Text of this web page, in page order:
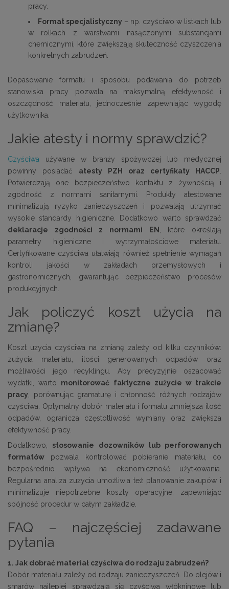
pracy.
Format specjalistyczny – np. czyściwo w listkach lub
w rolkach z warstwami nasączonymi substancjami
chemicznymi, które zwiększają skuteczność czyszczenia
konkretnych zabrudzeń.
Dopasowanie formatu i sposobu podawania do potrzeb
stanowiska pracy pozwala na maksymalną efektywność i
oszczędność materiału, jednocześnie zapewniając wygodę
użytkownika.
Jakie atesty i normy sprawdzić?
Czyściwa używane w branży spożywczej lub medycznej
powinny posiadać atesty PZH oraz certyfikaty HACCP
Potwierdzają one bezpieczeństwo kontaktu z żywnością i
zgodność z normami sanitarnymi. Produkty atestowane
minimalizują ryzyko zanieczyszczeń i pozwalają utrzymać
wysokie standardy higieniczne. Dodatkowo warto sprawdzać
deklaracje zgodności z normami EN
, które określają
parametry higieniczne i wytrzymałościowe materiału.
Certyfikowane czyściwa ułatwiają również spełnienie wymagań
kontroli jakości w zakładach przemysłowych i
gastronomicznych, gwarantując bezpieczeństwo procesów
produkcyjnych.
Jak policzyć koszt użycia na
zmianę?
Koszt użycia czyściwa na zmianę zależy od kilku czynników:
zużycia materiału, ilości generowanych odpadów oraz
możliwości jego recyklingu. Aby precyzyjnie oszacować
wydatki, warto monitorować faktyczne zużycie w trakcie
pracy , porównując gramaturę i chłonność różnych rodzajów
czyściwa. Optymalny dobór materiału i formatu zmniejsza ilość
odpadów, ogranicza częstotliwość wymiany oraz zwiększa
efektywność pracy.
Dodatkowo, stosowanie dozowników lub perforowanych
formatów pozwala kontrolować pobieranie materiału, co
bezpośrednio wpływa na ekonomiczność użytkowania.
Regularna analiza zużycia umożliwia też planowanie zakupów i
minimalizuje niepotrzebne koszty operacyjne, zapewniając
spójność procedur w całym zakładzie.
FAQ – najczęściej zadawane
pytania
1. Jak dobrać materiał czyściwa do rodzaju zabrudzeń?
Dobór materiału zależy od rodzaju zanieczyszczeń. Do olejów i
smarów najlepiej sprawdzają się czyściwa włókninowe lub